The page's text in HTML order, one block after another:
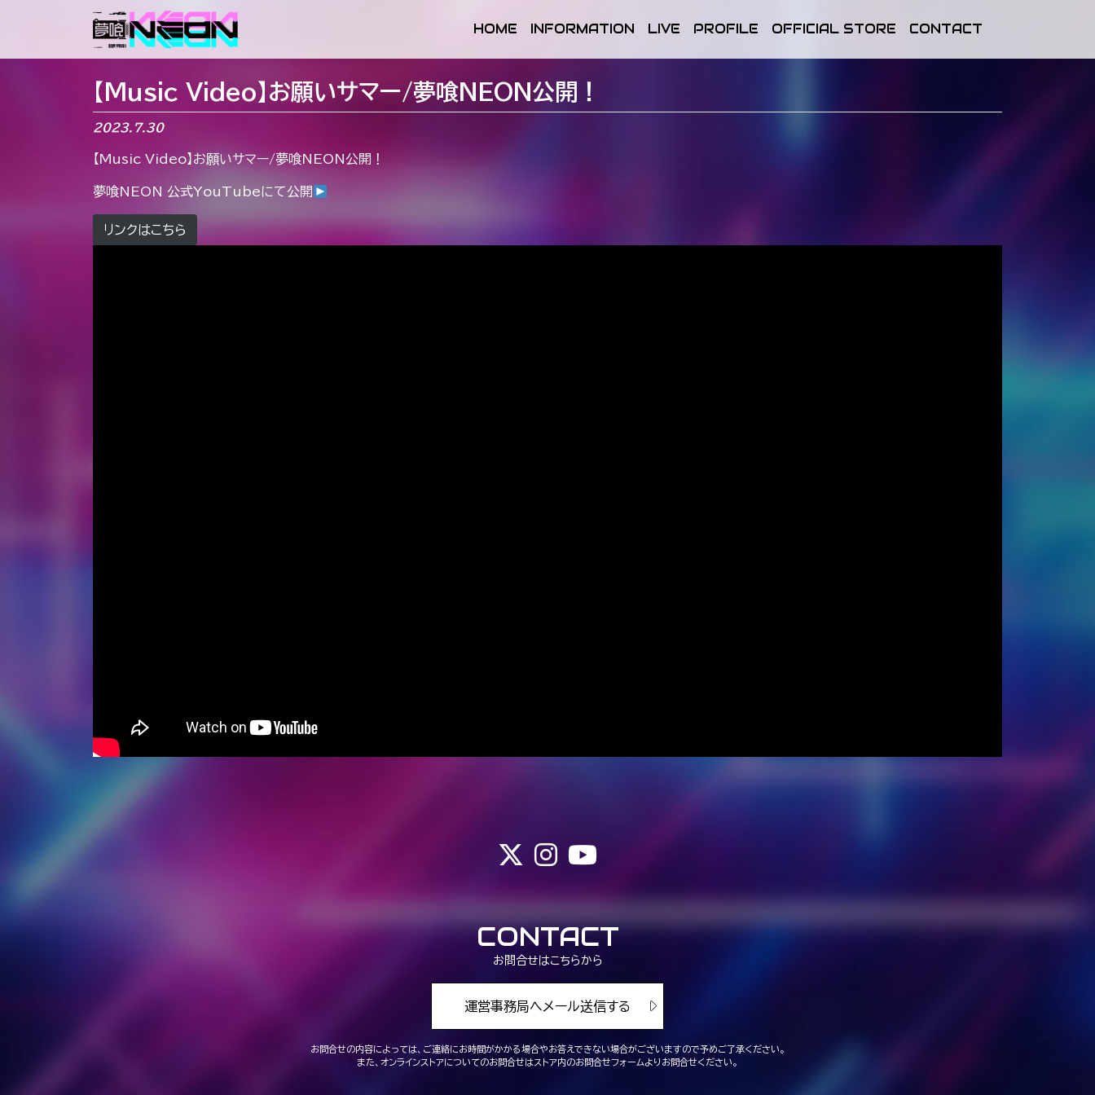
メインナビゲーション
HOME INFORMATION LIVE PROFILE OFFICIAL STORE CONTACT
【Music Video】お願いサマー/夢喰NEON公開！
2023.7.30
【Music Video】お願いサマー/夢喰NEON公開！
夢喰NEON 公式YouTubeにて公開
リンクはこちら
CONTACT
お問合せはこちらから
運営事務局へメール送信する
お問合せの内容によっては、ご連絡にお時間がかかる場合やお答えできない場合がございますので予めご了承ください。
また、オンラインストアについてのお問合せはストア内のお問合せフォームよりお問合せください。